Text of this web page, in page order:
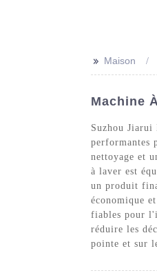
>> Maison
Machine
Suzhou
performantes
nettoyage et
à laver est
un produit
économique
fiables pour
réduire les
pointe et sur